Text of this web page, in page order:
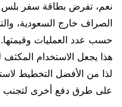
نعم، تفرض بطاقة سفر
الصراف خارج السعودية،
حسب عدد العمليات وقيمتها.
هذا يجعل الاستخدام المكثف
لذا من الأفضل التخطيط
على طرق دفع أخرى لتجنب